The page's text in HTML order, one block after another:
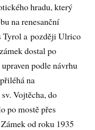
hradu, který
na renesanční
Tyrol a později Ulrico
dostal po
podle návrhu
na
Vojtěcha, do
po mostě přes
od roku 1935